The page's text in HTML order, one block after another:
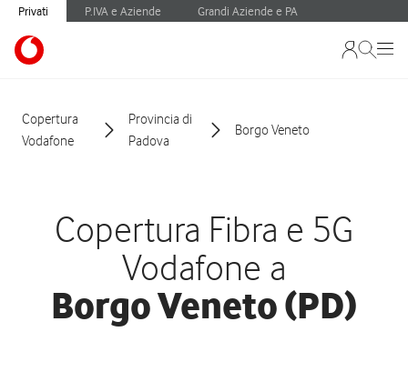
Privati P.IVA e Aziende Grandi Aziende e PA
Copertura
Vodafone
Provincia di
Padova
Borgo Veneto
Copertura Fibra e 5G
Vodafone a
Borgo Veneto (PD)